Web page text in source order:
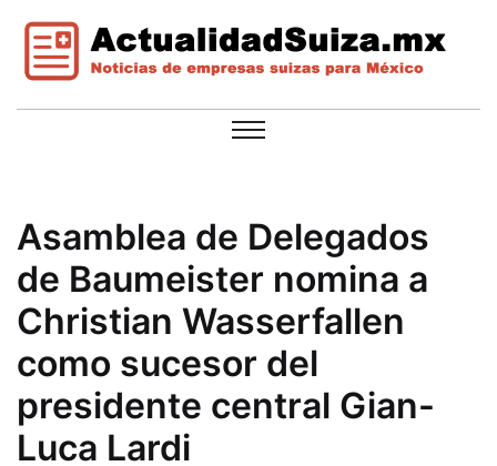
Asamblea de Delegados
de Baumeister nomina a
Christian Wasserfallen
como sucesor del
presidente central Gian-
Luca Lardi